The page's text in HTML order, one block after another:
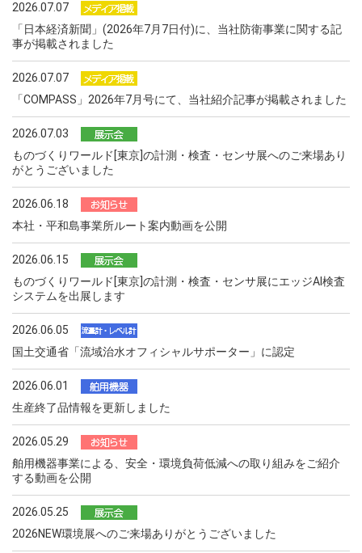
2026.07.07
「日本経済新聞」(2026年7月7日付)に、当社防衛事業に関する記
事が掲載されました
2026.07.07
「COMPASS」2026年7月号にて、当社紹介記事が掲載されました
2026.07.03
ものづくりワールド[東京]の計測・検査・センサ展へのご来場あり
がとうございました
2026.06.18
本社・平和島事業所ルート案内動画を公開
2026.06.15
ものづくりワールド[東京]の計測・検査・センサ展にエッジAI検査
システムを出展します
2026.06.05
国土交通省「流域治水オフィシャルサポーター」に認定
2026.06.01
生産終了品情報を更新しました
2026.05.29
舶用機器事業による、安全・環境負荷低減への取り組みをご紹介
する動画を公開
2026.05.25
2026NEW環境展へのご来場ありがとうございました